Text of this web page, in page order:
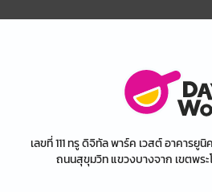
เลขที่ 111 ทรู ดิจิทัล พาร์ค เวสต์ อาคารยู
ถนนสุขุมวิท แขวงบางจาก เขตพร